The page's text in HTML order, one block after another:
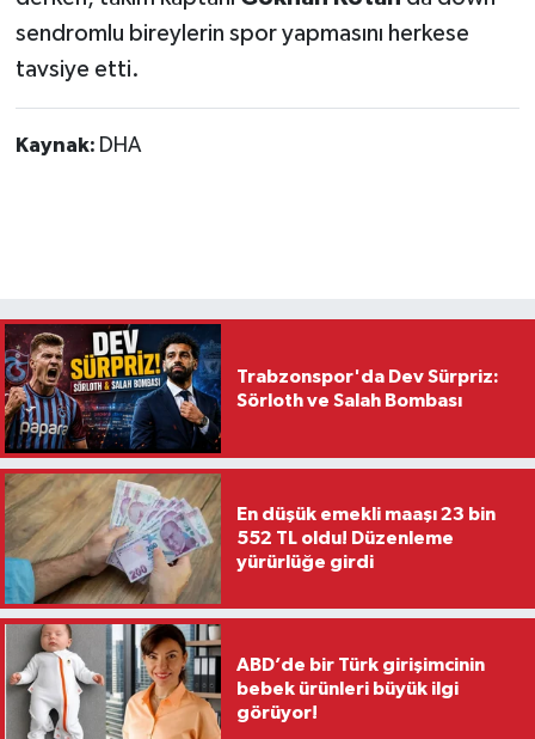
sendromlu bireylerin spor yapmasını herkese
tavsiye etti.
Kaynak: DHA
Trabzonspor'da Dev Sürpriz:
Sörloth ve Salah Bombası
En düşük emekli maaşı 23 bin
552 TL oldu! Düzenleme
yürürlüğe girdi
ABD’de bir Türk girişimcinin
bebek ürünleri büyük ilgi
görüyor!